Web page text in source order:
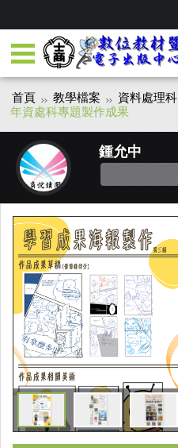
首頁 教學檔案 資料處理科
年資處科專題製作成果
鍾允中